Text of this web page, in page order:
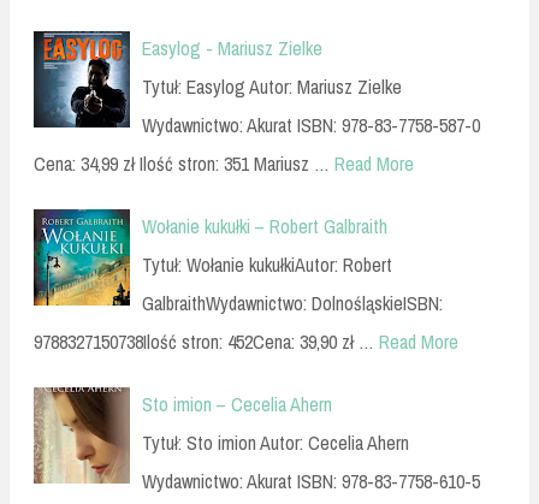
Easylog - Mariusz Zielke
Tytuł: Easylog Autor: Mariusz Zielke
Wydawnictwo: Akurat ISBN: 978-83-7758-587-0
Cena: 34,99 zł Ilość stron: 351 Mariusz … Read More
Wołanie kukułki – Robert Galbraith
Tytuł: Wołanie kukułkiAutor: Robert
GalbraithWydawnictwo: DolnośląskieISBN:
9788327150738Ilość stron: 452Cena: 39,90 zł … Read More
Sto imion – Cecelia Ahern
Tytuł: Sto imion Autor: Cecelia Ahern
Wydawnictwo: Akurat ISBN: 978-83-7758-610-5